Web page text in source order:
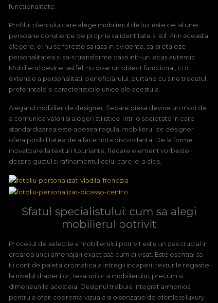
functionalitate.
Profilul clientului care alege mobilierul de lux este cel al unei
persoane constiente de propria sa identitate si stil. Prin aceasta
alegere, el nu se fereste sa iasa in evidenta, sa-si etaleze
personalitatea si sa-si transforme casa intr-un lacas autentic.
Mobilierul devine, astfel, nu doar un obiect functional, ci o
extensie a personalitatii beneficiarului, purtand cu sine trecutul,
preferintele si caracteristicile unice ale acestuia.
Alegand mobilier de designer, fiecare piesa devine un mod de
a comunica valori si alegeri stilistice. Intr-o societate in care
standardizarea este adesea regula, mobilierul de designer
ofera posibilitatea de a face nota discordanta. De la forme
inovatoare la texturi luxuriante, fiecare element vorbeste
despre gustul si rafinamentul celui care le-a ales.
Sfatul specialistului: cum sa alegi
mobilierul potrivit
Procesul de selectie a mobilierului potrivit este un pas crucial in
crearea unei amenajari exact asa cum ai visat. Este esential sa
tii cont de paleta cromatica a intregii incaperi, texturile regasite
la nivelul draperiilor, tesaturilor si mobilierului, precum si
dimensiunile acesteia. Designul trebuie integrat armonios
pentru a oferi coerenta vizuala si o senzatie de efortless luxury.